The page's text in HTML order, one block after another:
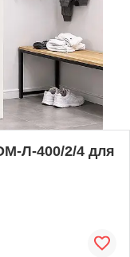
Л-400/2/4 для